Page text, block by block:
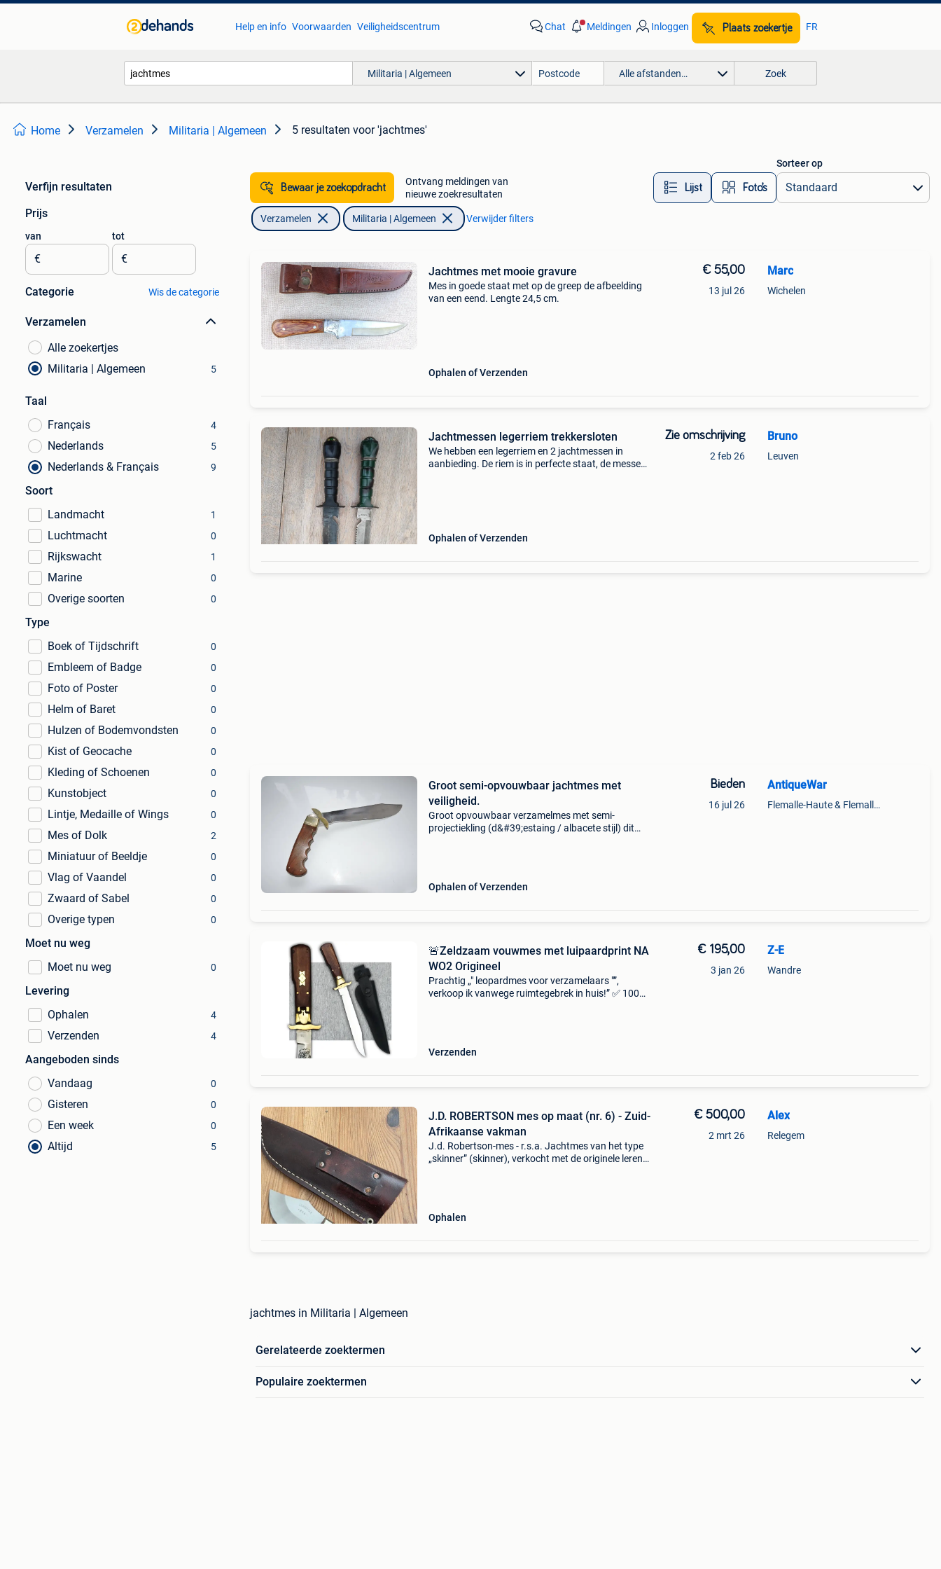
Help en info Voorwaarden Veiligheidscentrum Chat Meldingen Inloggen Plaats zoekertje FR
Militaria | Algemeen Alle afstanden… Zoek
Home Verzamelen Militaria | Algemeen 5 resultaten voor 'jachtmes'
Verfijn resultaten
Prijs
van
€
tot
€
Categorie Wis de categorie
Verzamelen
Alle zoekertjes
Militaria | Algemeen
5
Taal
Français
4
Nederlands 5
Nederlands & Français 9
Soort
Landmacht
1
Luchtmacht 0
Rijkswacht 1
Marine 0
Overige soorten 0
Type
Boek of Tijdschrift
0
Embleem of Badge 0
Foto of Poster 0
Helm of Baret 0
Hulzen of Bodemvondsten 0
Kist of Geocache 0
Kleding of Schoenen 0
Kunstobject 0
Lintje, Medaille of Wings 0
Mes of Dolk 2
Miniatuur of Beeldje 0
Vlag of Vaandel 0
Zwaard of Sabel 0
Overige typen 0
Moet nu weg
Moet nu weg
0
Levering
Ophalen
4
Verzenden 4
Aangeboden sinds
Vandaag
0
Gisteren 0
Een week 0
Altijd 5
Bewaar je zoekopdracht
Ontvang meldingen van
nieuwe zoekresultaten
Lijst Foto’s
Sorteer op
Verzamelen Militaria | Algemeen Verwijder filters
Jachtmes met mooie gravure
Mes in goede staat met op de greep de afbeelding
van een eend. Lengte 24,5 cm.
Ophalen of Verzenden
€ 55,00
13 jul 26
Marc
Wichelen
Jachtmessen legerriem trekkersloten
We hebben een legerriem en 2 jachtmessen in
aanbieding. De riem is in perfecte staat, de messen
Ophalen of Verzenden
Zie omschrijving
2 feb 26
Bruno
Leuven
Groot semi-opvouwbaar jachtmes met
veiligheid.
Groot opvouwbaar verzamelmes met semi-
projectiekling (d&#39;estaing / albacete stijl) dit
Ophalen of Verzenden
Bieden
16 jul 26
AntiqueWar
Flemalle-Haute & Flemalle- Grande & Partie Awirs
🚨Zeldzaam vouwmes met luipaardprint NA
WO2 Origineel
Prachtig „" leopardmes voor verzamelaars "”,
verkoop ik vanwege ruimtegebrek in huis!” ✅ 100%
Verzenden
€ 195,00
3 jan 26
Z-E
Wandre
J.D. ROBERTSON mes op maat (nr. 6) - Zuid-
Afrikaanse vakman
J.d. Robertson-mes - r.s.a. Jachtmes van het type
„skinner” (skinner), verkocht met de originele leren
Ophalen
€ 500,00
2 mrt 26
Alex
Relegem
jachtmes in Militaria | Algemeen
Gerelateerde zoektermen
Populaire zoektermen